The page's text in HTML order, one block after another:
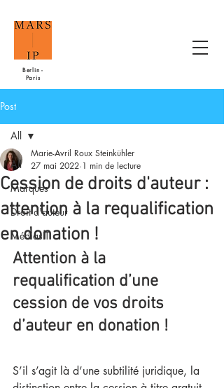
Berlin -
Paris
Post
All
Marques
Droit d'auteur
MédiasIT
All
Cession de droits d'auteur :
attention à la requalification
en donation !
Marie-Avril Roux Steinkühler
27 mai 2022 1 min de lecture
Attention à la
requalification d’une
cession de vos droits
d’auteur en donation !
S’il s’agit là d’une subtilité juridique, la